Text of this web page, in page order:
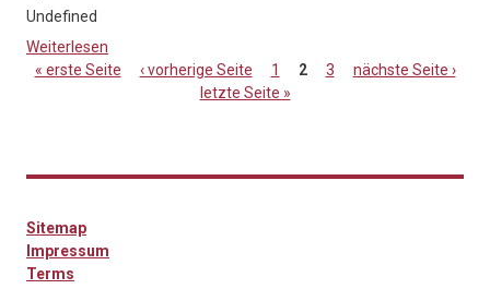
Undefined
Weiterlesen
« erste Seite ‹ vorherige Seite 1 2 3
nächste Seite ›
letzte Seite »
Sitemap
Impressum
Terms